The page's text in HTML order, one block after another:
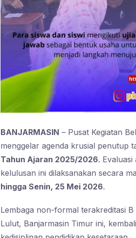
BANJARMASIN – Pusat Kegiatan
menggelar agenda krusial penutup
Tahun Ajaran 2025/2026.
kelulusan ini dilaksanakan secara
hingga Senin, 25 Mei 2026.
Lembaga non-formal terakreditasi
Lulut, Banjarmasin Timur ini,